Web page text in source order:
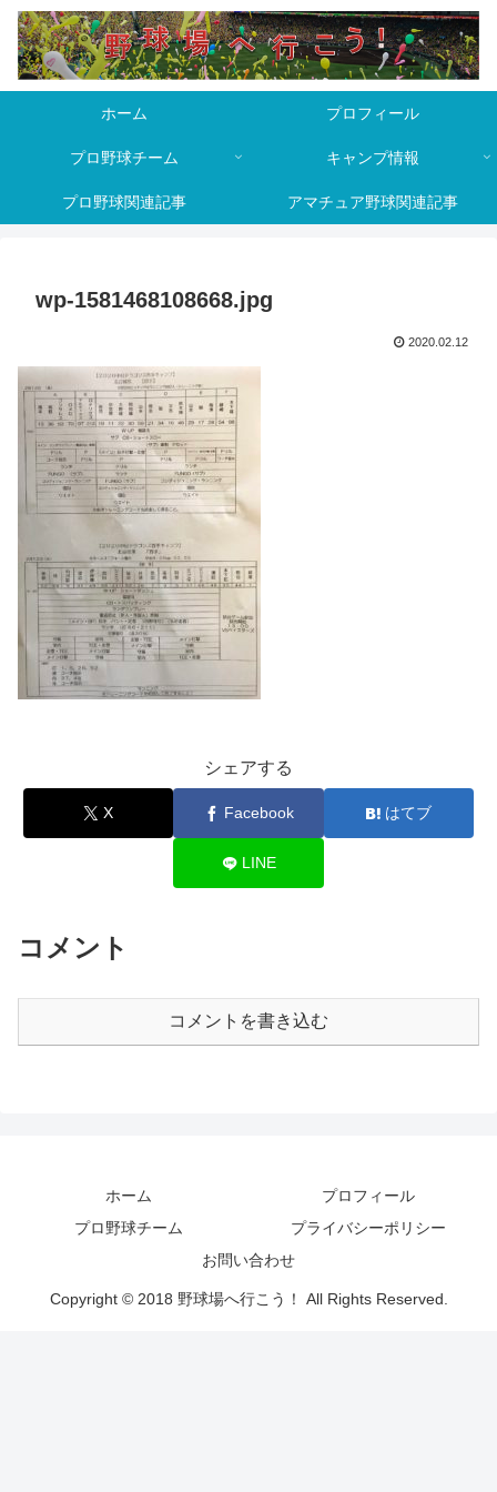
ホーム プロフィール
プロ野球チーム キャンプ情報
プロ野球関連記事 アマチュア野球関連記事
wp-1581468108668.jpg
2020.02.12
シェアする
X Facebook はてブ
LINE
コメント
コメントを書き込む
ホーム
プロフィール
プロ野球チーム
プライバシーポリシー
お問い合わせ
Copyright © 2018 野球場へ行こう！ All Rights Reserved.